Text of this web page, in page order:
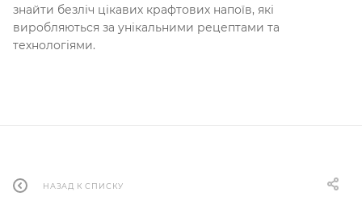
знайти безліч цікавих крафтових напоїв, які
виробляються за унікальними рецептами та
технологіями.
НАЗАД К СПИСКУ